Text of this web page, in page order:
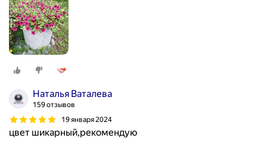
Наталья Ваталева
159 отзывов
19 января 2024
цвет шикарный,рекомендую